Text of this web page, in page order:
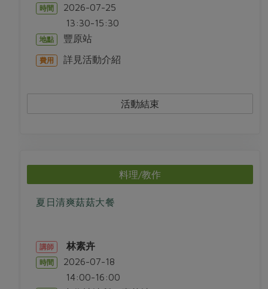
時間 2026-07-25
13:30-15:30
地點 豐原站
費用 詳見活動介紹
活動結束
料理/教作
夏日清爽菇菇大餐
講師 林素卉
時間 2026-07-18
14:00-16:00